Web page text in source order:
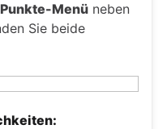
Menü neben
Sie beide